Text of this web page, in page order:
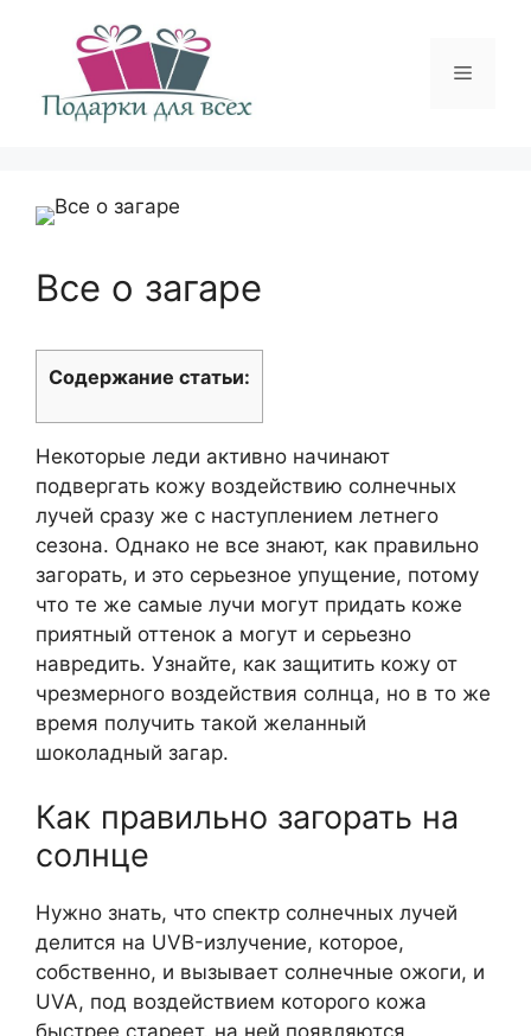
содержимому
Меню
Все о загаре
Содержание статьи:
Некоторые леди активно начинают
подвергать кожу воздействию солнечных
лучей сразу же с наступлением летнего
сезона. Однако не все знают, как правильно
загорать, и это серьезное упущение, потому
что те же самые лучи могут придать коже
приятный оттенок а могут и серьезно
навредить. Узнайте, как защитить кожу от
чрезмерного воздействия солнца, но в то же
время получить такой желанный
шоколадный загар.
Как правильно загорать на
солнце
Нужно знать, что спектр солнечных лучей
делится на UVB-излучение, которое,
собственно, и вызывает солнечные ожоги, и
UVA, под воздействием которого кожа
быстрее стареет, на ней появляются